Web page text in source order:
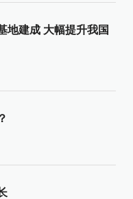
地建成 大幅提升我国